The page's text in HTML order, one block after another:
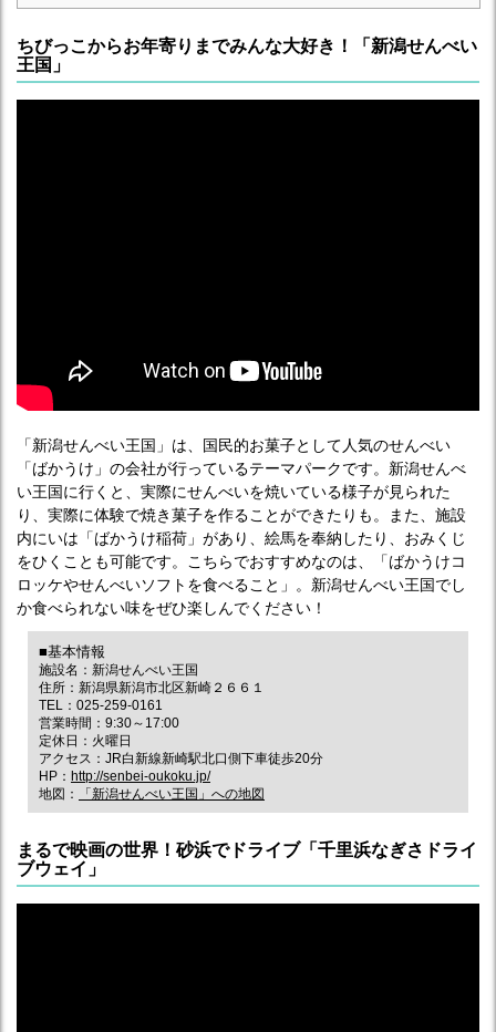
ちびっこからお年寄りまでみんな大好き！「新潟せんべい
王国」
「新潟せんべい王国」は、国民的お菓子として人気のせんべい
「ばかうけ」の会社が行っているテーマパークです。新潟せんべ
い王国に行くと、実際にせんべいを焼いている様子が見られた
り、実際に体験で焼き菓子を作ることができたりも。また、施設
内にいは「ばかうけ稲荷」があり、絵馬を奉納したり、おみくじ
をひくことも可能です。こちらでおすすめなのは、「ばかうけコ
ロッケやせんべいソフトを食べること」。新潟せんべい王国でし
か食べられない味をぜひ楽しんでください！
■基本情報
施設名：新潟せんべい王国
住所：新潟県新潟市北区新崎２６６１
TEL：025-259-0161
営業時間：9:30～17:00
定休日：火曜日
アクセス：JR白新線新崎駅北口側下車徒歩20分
HP： http://senbei-oukoku.jp/
地図：
「新潟せんべい王国」への地図
まるで映画の世界！砂浜でドライブ「千里浜なぎさドライ
ブウェイ」